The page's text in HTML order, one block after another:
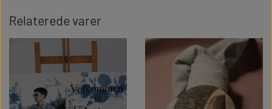
Relaterede varer